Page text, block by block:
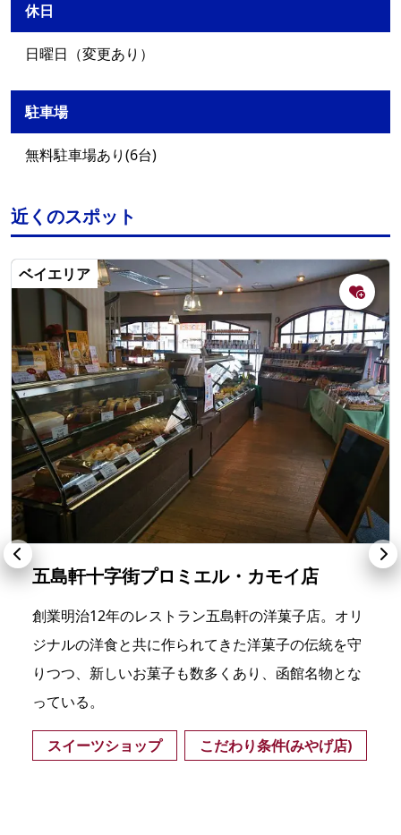
休日
日曜日（変更あり）
駐車場
無料駐車場あり(6台)
近くのスポット
ベイエリア
五島軒十字街プロミエル・カモイ店
創業明治12年のレストラン五島軒の洋菓子店。オリ
ジナルの洋食と共に作られてきた洋菓子の伝統を守
りつつ、新しいお菓子も数多くあり、函館名物とな
っている。
スイーツショップ こだわり条件(みやげ店)